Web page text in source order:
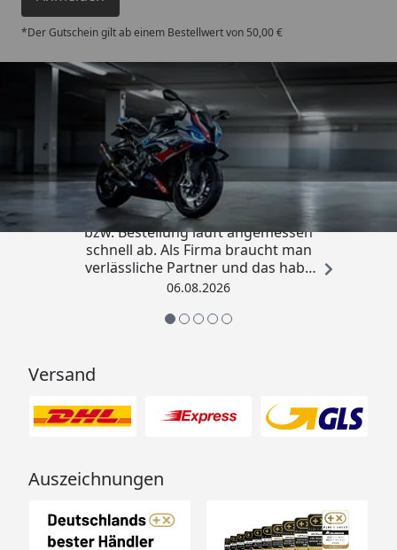
*Der Gutschein gilt ab einem Bestellwert von 50,00 €
Trusted Shops
4,85/ 5
„Die Abwicklung eines Auftrages
bzw. Bestellung läuft angemessen
schnell ab. Als Firma braucht man
verlässliche Partner und das habe
ich hier gefunden.“
06.08.2026
Versand
Auszeichnungen